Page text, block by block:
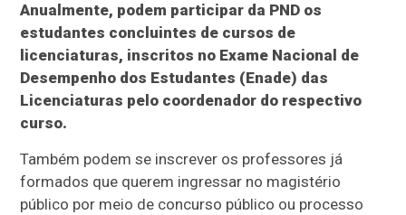
Anualmente, podem participar da PND os
estudantes concluintes de cursos de
licenciaturas, inscritos no Exame Nacional de
Desempenho dos Estudantes (Enade) das
Licenciaturas pelo coordenador do respectivo
curso.
Também podem se inscrever os professores já
formados que querem ingressar no magistério
público por meio de concurso público ou processo